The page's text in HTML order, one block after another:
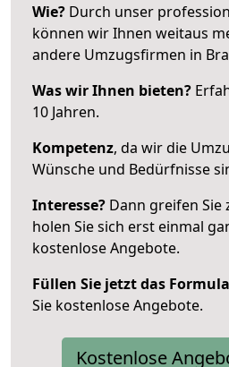
Wie? Durch unser
können wir Ihnen weitaus
andere Umzugsfirmen in
Was wir Ihnen bieten?
10 Jahren.
Kompetenz, da wir die
Wünsche und Bedürfnisse
Interesse? Dann greifen Sie
holen Sie sich erst einmal
kostenlose Angebote.
Füllen Sie jetzt das
Sie kostenlose Angebote.
Kostenlose